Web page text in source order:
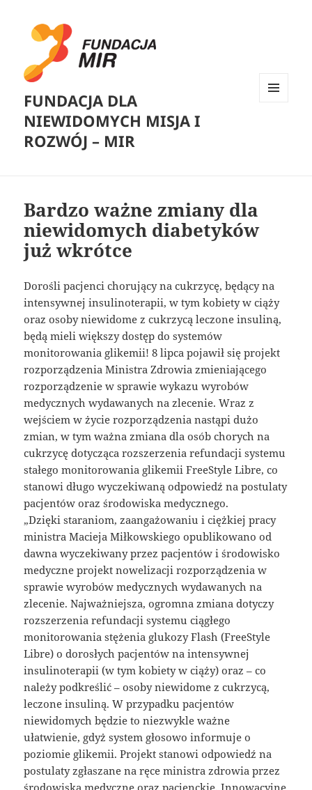
FUNDACJA DLA
NIEWIDOMYCH MISJA I
ROZWÓJ – MIR
Bardzo ważne zmiany dla
niewidomych diabetyków
już wkrótce
Dorośli pacjenci chorujący na cukrzycę, będący na
intensywnej insulinoterapii, w tym kobiety w ciąży
oraz osoby niewidome z cukrzycą leczone insuliną,
będą mieli większy dostęp do systemów
monitorowania glikemii! 8 lipca pojawił się projekt
rozporządzenia Ministra Zdrowia zmieniającego
rozporządzenie w sprawie wykazu wyrobów
medycznych wydawanych na zlecenie. Wraz z
wejściem w życie rozporządzenia nastąpi dużo
zmian, w tym ważna zmiana dla osób chorych na
cukrzycę dotycząca rozszerzenia refundacji systemu
stałego monitorowania glikemii FreeStyle Libre, co
stanowi długo wyczekiwaną odpowiedź na postulaty
pacjentów oraz środowiska medycznego.
„Dzięki staraniom, zaangażowaniu i ciężkiej pracy
ministra Macieja Miłkowskiego opublikowano od
dawna wyczekiwany przez pacjentów i środowisko
medyczne projekt nowelizacji rozporządzenia w
sprawie wyrobów medycznych wydawanych na
zlecenie. Najważniejsza, ogromna zmiana dotyczy
rozszerzenia refundacji systemu ciągłego
monitorowania stężenia glukozy Flash (FreeStyle
Libre) o dorosłych pacjentów na intensywnej
insulinoterapii (w tym kobiety w ciąży) oraz – co
należy podkreślić – osoby niewidome z cukrzycą,
leczone insuliną. W przypadku pacjentów
niewidomych będzie to niezwykle ważne
ułatwienie, gdyż system głosowo informuje o
poziomie glikemii. Projekt stanowi odpowiedź na
postulaty zgłaszane na ręce ministra zdrowia przez